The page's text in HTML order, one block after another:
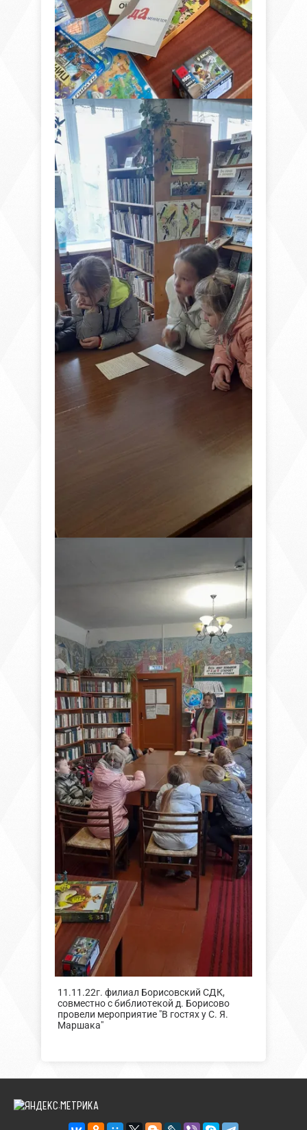
11.11.22г. филиал Борисовский СДК,
совместно с библиотекой д. Борисово
провели мероприятие "В гостях у С. Я.
Маршака"